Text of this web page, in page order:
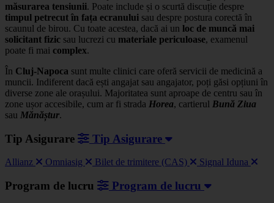
măsurarea tensiunii. Poate include și o scurtă discuție despre
timpul petrecut în fața ecranului sau despre postura corectă în
scaunul de birou. Cu toate acestea, dacă ai un loc de muncă mai
solicitant fizic sau lucrezi cu materiale periculoase, examenul
poate fi mai complex.
În Cluj-Napoca sunt multe clinici care oferă servicii de medicină a
muncii. Indiferent dacă ești angajat sau angajator, poți găsi opțiuni în
diverse zone ale orașului. Majoritatea sunt aproape de centru sau în
zone ușor accesibile, cum ar fi strada Horea, cartierul Bună Ziua
sau Mănăștur.
Tip Asigurare Tip Asigurare
Allianz Omniasig Bilet de trimitere (CAS) Signal Iduna
Program de lucru Program de lucru